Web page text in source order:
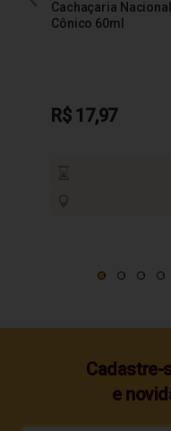
Cachaçaria Nacional
Cônico 60ml
R$ 17,97
Cadastre-
e